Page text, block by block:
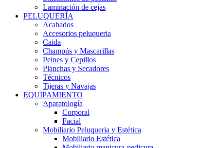
Laminación de cejas
PELUQUERÍA
Acabados
Accesorios peluqueria
Caida
Champús y Mascarillas
Peines y Cepillos
Planchas y Secadores
Técnicos
Tijeras y Navajas
EQUIPAMIENTO
Aparatología
Corporal
Facial
Mobiliario Peluqueria y Estética
Mobiliario Estética